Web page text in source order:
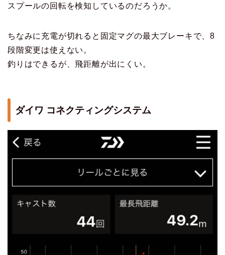
スプールの回転を検知しているのだろうか。
ちなみに充電が切れると固定マグの最大ブレーキで、8
段階変更は使えない。
釣りはできるが、飛距離が出にくい。
ダイワ コネクティングシステム